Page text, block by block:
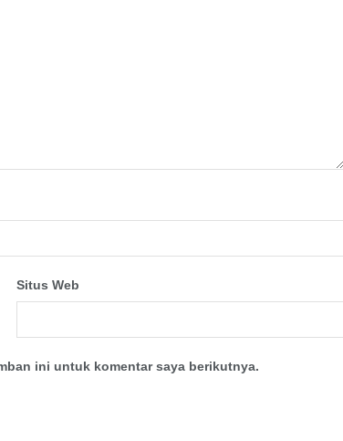
Situs Web
ini untuk komentar saya berikutnya.